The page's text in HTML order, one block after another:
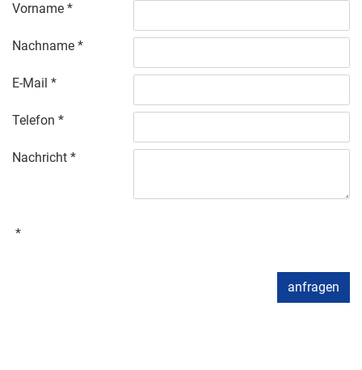
Vorname
Nachname
E-Mail
Telefon
Nachricht
anfragen